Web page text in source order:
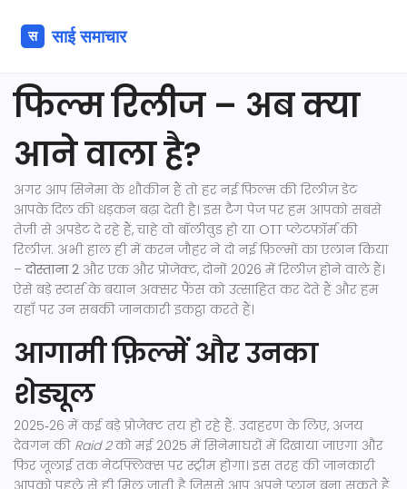
फिल्म रिलीज – अब क्या
आने वाला है?
अगर आप सिनेमा के शौकीन हैं तो हर नई फ़िल्म की रिलीज़ डेट
आपके दिल की धड़कन बढ़ा देती है। इस टैग पेज पर हम आपको सबसे
तेज़ी से अपडेट दे रहे हैं, चाहे वो बॉलीवुड हो या OTT प्लेटफ़ॉर्म की
रिलीज़. अभी हाल ही में करन जौहर ने दो नई फ़िल्मों का एलान किया
–दोस्‍ताना 2 और एक और प्रोजेक्ट, दोनों 2026 में रिलीज़ होने वाले हैं।
ऐसे बड़े स्टार्स के बयान अक्सर फैंस को उत्साहित कर देते हैं और हम
यहाँ पर उन सबकी जानकारी इकट्ठा करते हैं।
आगामी फ़िल्में और उनका
शेड्यूल
2025‑26 में कई बड़े प्रोजेक्ट तय हो रहे हैं. उदाहरण के लिए, अजय
देवगन की Raid 2को मई 2025 में सिनेमाघरों में दिखाया जाएगा और
फिर जूलाई तक नेटफ्लिक्स पर स्ट्रीम होगा। इस तरह की जानकारी
आपको पहले से ही मिल जाती है जिससे आप अपने प्लान बना सकते हैं